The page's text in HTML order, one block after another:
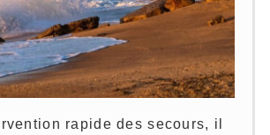
rapide des secours, il